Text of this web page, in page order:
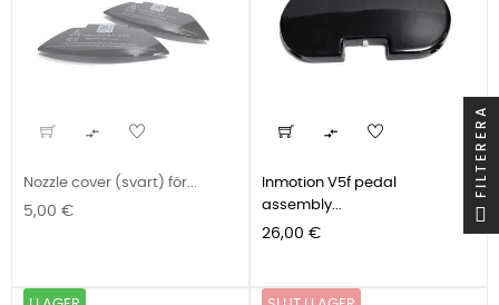

Nozzle cover (svart) för...
Pris
5,00 €

Inmotion V5f pedal
assembly...
Pris
26,00 €
FILTERERA